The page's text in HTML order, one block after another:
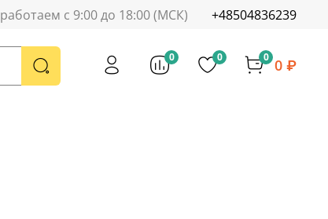
работаем с 9:00 до 18:00 (МСК) +48504836239
0 0 0 0 ₽